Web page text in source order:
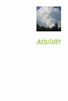
Atbildēt